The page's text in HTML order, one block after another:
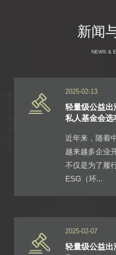
新闻
NEWS &
2025-02-13
轻量级公益
私人基金会选
近年来，随着
越来越多企业
不仅是为了履
ESG（环...
2025-02-07
轻量级公益出